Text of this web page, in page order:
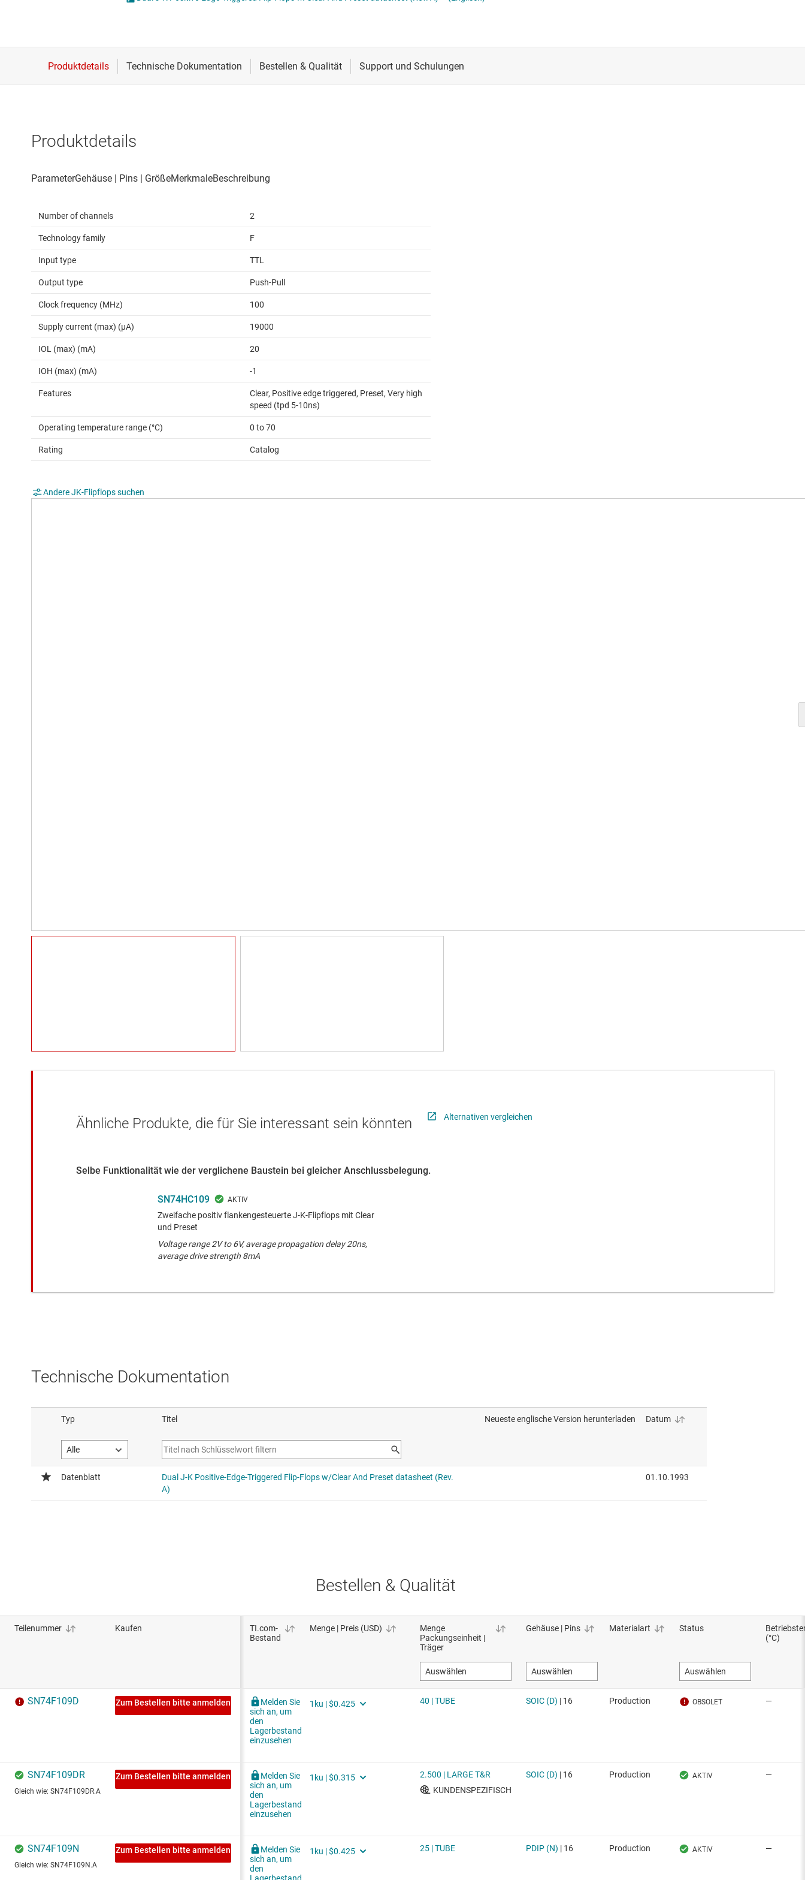
Drahtlose Konnektivität Schnittstelle
Spannungsumsetzer & PegelverschieberSchieberegister
Produktdetails
Number of channels 2
Technology family F
Input type TTL
Output type Push-Pull
Clock frequency (MHz) 100
Supply current (max) (µA) 19000
IOL (max) (mA) 20
IOH (max) (mA) -1
Features
Clear, Positive edge triggered, Preset, Very high
speed (tpd 5-10ns)
Operating temperature range (°C) 0 to 70
Rating Catalog
Andere JK-Flipflops suchen
Ähnliche Produkte, die für Sie interessant sein könnten Alternativen vergleichen
Selbe Funktionalität wie der verglichene Baustein bei gleicher Anschlussbelegung.
SN74HC109
Zweifache positiv flankengesteuerte J-K-Flipflops mit Clear
und Preset
Voltage range 2V to 6V, average propagation delay 20ns,
average drive strength 8mA
Technische Dokumentation
Bestellen & Qualität